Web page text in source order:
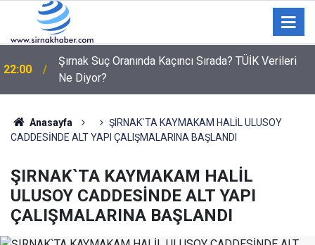
22:00
Şırnak Suç Oranında Kaçıncı Sırada? TÜİK Verileri
Ne Diyor?
21:19
Komşusunu öldürüp evini ve aracını ateşe verdi
Anasayfa
ŞIRNAK`TA KAYMAKAM HALİL ULUSOY
CADDESİNDE ALT YAPI ÇALIŞMALARINA BAŞLANDI
ŞIRNAK`TA KAYMAKAM HALİL
ULUSOY CADDESİNDE ALT YAPI
ÇALIŞMALARINA BAŞLANDI